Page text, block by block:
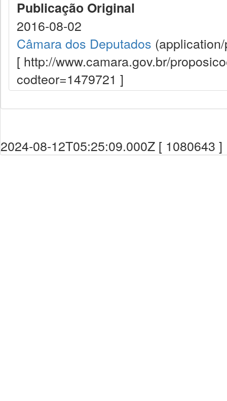
Publicação Original
2016-08-02
Câmara dos Deputados
[ http://www.camara.gov.br/
codteor=1479721 ]
2024-08-12T05:25:09.000Z [ 1080643 ]